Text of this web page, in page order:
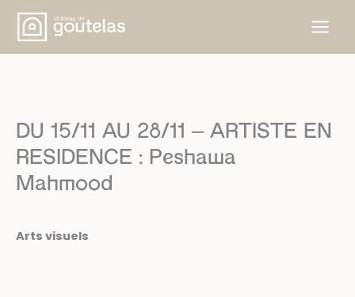
Aller
contenu
DU 15/11 AU 28/11 – ARTISTE EN
RESIDENCE : Peshawa
Mahmood
Arts visuels